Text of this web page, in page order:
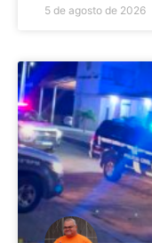
5 de agosto de 2026